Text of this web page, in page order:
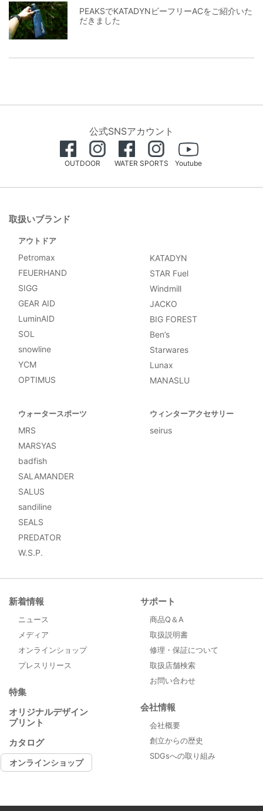
PEAKSでKATADYNビーフリーACをご紹介いた
だきました
公式SNSアカウント
OUTDOOR WATER SPORTS Youtube
新着情報
ニュース
メディア
オンラインショップ
プレスリリース
特集
オリジナルデザイン
プリント
カタログ
オンラインショップ
サポート
商品Q＆A
取扱説明書
修理・保証について
取扱店舗検索
お問い合わせ
会社情報
会社概要
創立からの歴史
SDGsへの取り組み
取扱いブランド
アウトドア
Petromax
FEUERHAND
SIGG
GEAR AID
LuminAID
SOL
snowline
YCM
OPTIMUS
KATADYN
STAR Fuel
Windmill
JACKO
BIG FOREST
Ben’s
Starwares
Lunax
MANASLU
ウォータースポーツ
MRS
MARSYAS
badfish
SALAMANDER
SALUS
sandiline
SEALS
PREDATOR
W.S.P.
ウィンターアクセサリー
seirus